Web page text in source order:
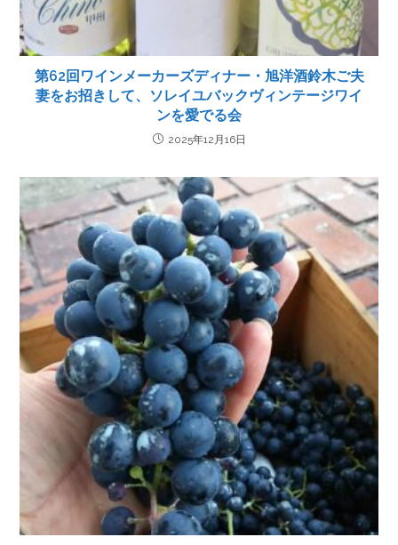
第62回ワインメーカーズディナー・旭洋酒鈴木ご夫
妻をお招きして、ソレイユバックヴィンテージワイ
ンを愛でる会
2025年12月16日